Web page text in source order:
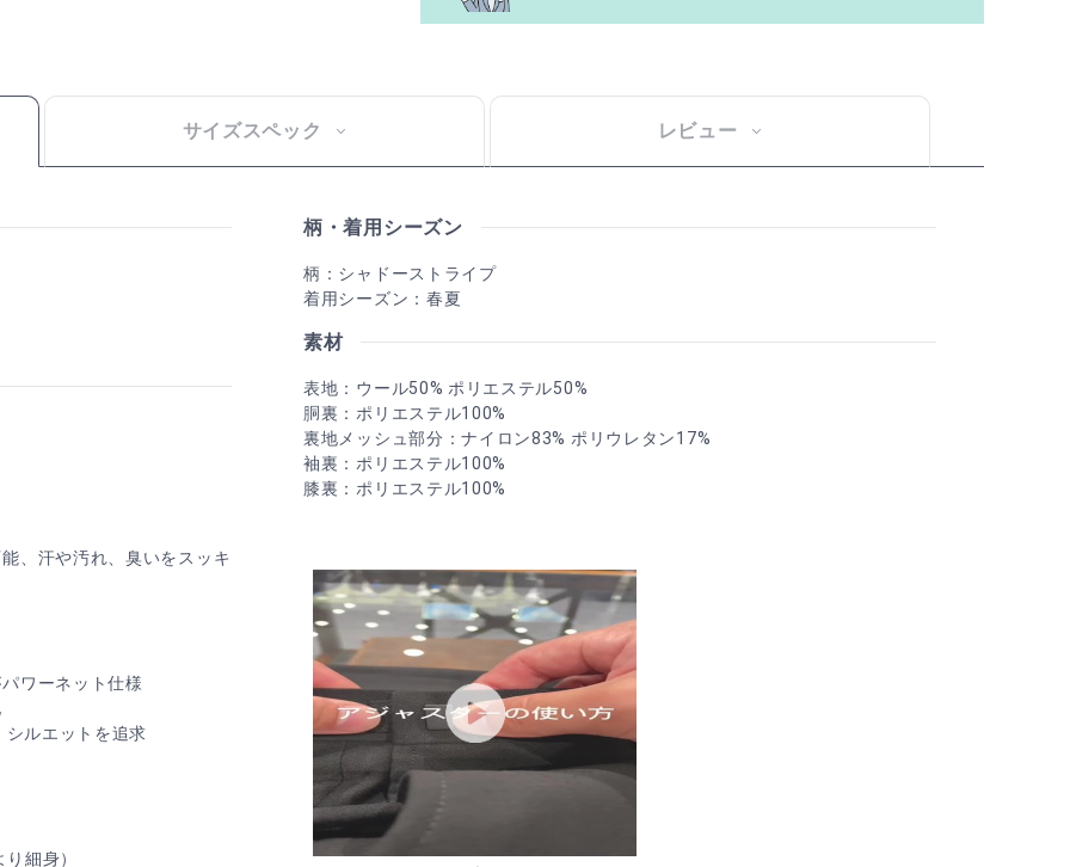
サイズスペック レビュー
、汗や汚れ、臭いをスッキ
ワーネット仕様
ルエットを追求
細身）
柄・着用シーズン
柄：シャドーストライプ
着用シーズン：春夏
素材
表地：ウール50% ポリエステル50%
胴裏：ポリエステル100%
裏地メッシュ部分：ナイロン83% ポリウレタン17%
袖裏：ポリエステル100%
膝裏：ポリエステル100%